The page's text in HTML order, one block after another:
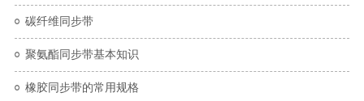
碳纤维同步带
聚氨酯同步带基本知识
橡胶同步带的常用规格